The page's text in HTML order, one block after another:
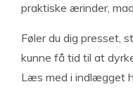
praktiske ærinder,
Føler du dig presset,
kunne få tid til at
Læs med i indlægget